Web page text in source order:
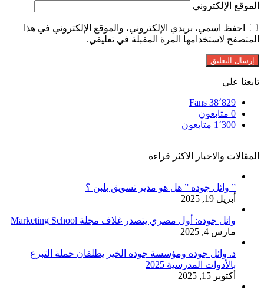
الموقع الإلكتروني
احفظ اسمي، بريدي الإلكتروني، والموقع الإلكتروني في هذا
المتصفح لاستخدامها المرة المقبلة في تعليقي.
تابعنا على
38٬829 Fans
0 متابعون
1٬300 متابعون
المقالات والاخبار الاكثر قراءة
” وائل جوده ” هل هو مدير تسويق بلبن ؟
أبريل 19, 2025
وائل جوده: أول مصري يتصدر غلاف مجلة Marketing School
مارس 4, 2025
د. وائل جوده ومؤسسة جوده الخير يطلقان حملة التبرع
بالأدوات المدرسية 2025
أكتوبر 15, 2025